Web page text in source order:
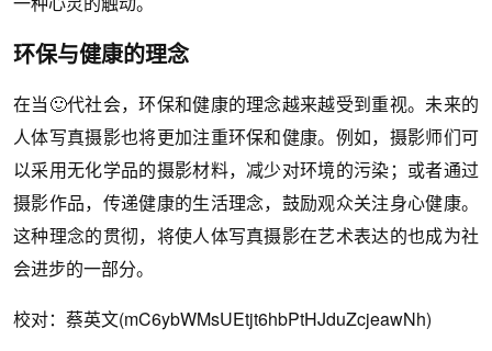
环保与健康的理念
在当🙂代社会，环保和健康的理念越来越受到重视。未来的
人体写真摄影也将更加注重环保和健康。例如，摄影师们可
以采用无化学品的摄影材料，减少对环境的污染；或者通过
摄影作品，传递健康的生活理念，鼓励观众关注身心健康。
这种理念的贯彻，将使人体写真摄影在艺术表达的也成为社
会进步的一部分。
校对：蔡英文(mC6ybWMsUEtjt6hbPtHJduZcjeawNh)